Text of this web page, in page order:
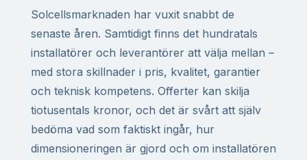
Solcellsmarknaden har vuxit snabbt de
senaste åren. Samtidigt finns det hundratals
installatörer och leverantörer att välja mellan –
med stora skillnader i pris, kvalitet, garantier
och teknisk kompetens. Offerter kan skilja
tiotusentals kronor, och det är svårt att själv
bedöma vad som faktiskt ingår, hur
dimensioneringen är gjord och om installatören